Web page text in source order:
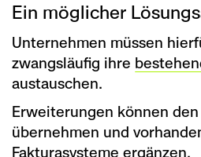
Ein möglicher
Unternehmen müssen
zwangsläufig ihre
austauschen.
Erweiterungen können
übernehmen und
Fakturasysteme ergänzen.